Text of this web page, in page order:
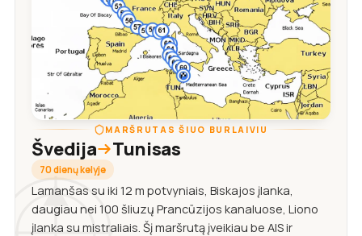
MARŠRUTAS ŠIUO BURLAIVIU
Švedija Tunisas
70 dienų kelyje
Lamanšas su iki 12 m potvyniais, Biskajos įlanka,
daugiau nei 100 šliuzų Prancūzijos kanaluose, Liono
įlanka su mistraliais. Šį maršrutą įveikiau be AIS ir